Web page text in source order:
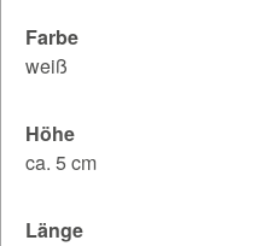
Farbe
weiß
Höhe
ca. 5 cm
Länge